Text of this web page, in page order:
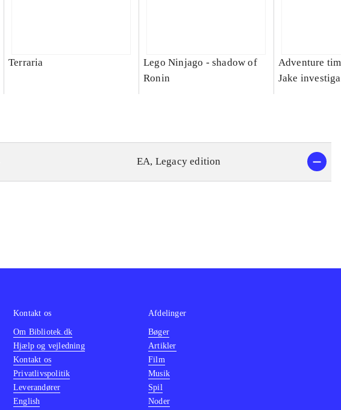
Terraria
Lego Ninjago - shadow of
Ronin
Adventure
Jake
EA, Legacy edition
Kontakt os
Om Bibliotek.dk
Hjælp og vejledning
Kontakt os
Privatlivspolitik
Leverandører
English
Afdelinger
Bøger
Artikler
Film
Musik
Spil
Noder